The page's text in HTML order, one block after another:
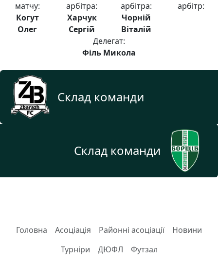
матчу:
Когут
Олег
арбітра:
Харчук
Сергій
арбітра:
Чорній
Віталій
арбітр:
Делегат:
Філь Микола
Склад команди
Склад команди
Головна Асоціація Районні асоціації
Новини
Турніри
ДЮФЛ Футзал